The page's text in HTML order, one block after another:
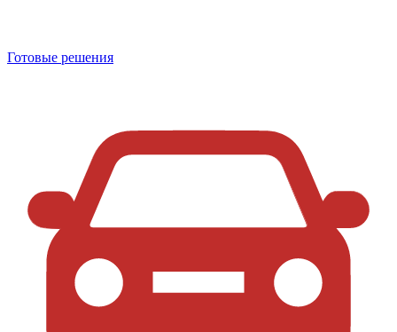
Готовые решения